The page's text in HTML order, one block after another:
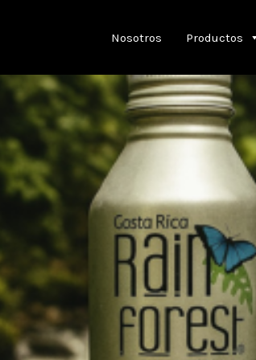
Nosotros Productos